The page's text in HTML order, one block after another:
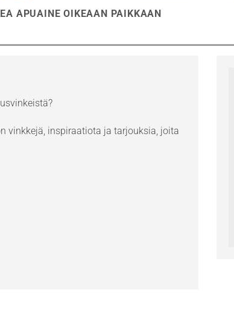
APUAINE OIKEAAN PAIKKAAN
vinkkejä, inspiraatiota ja tarjouksia, joita